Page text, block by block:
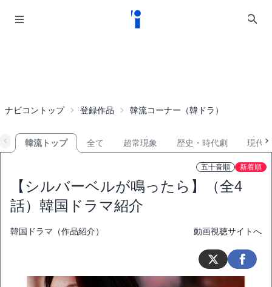
ナビコントップ 登録作品 韓流コーナー（韓ドラ）
韓流トップ 全て 超常現象 歴史・時代劇 現代
五十音順 新着順
【シルバーベルが鳴ったら】（全4
話）韓国ドラマ紹介
韓国ドラマ（作品紹介） 動画視聴サイトへ